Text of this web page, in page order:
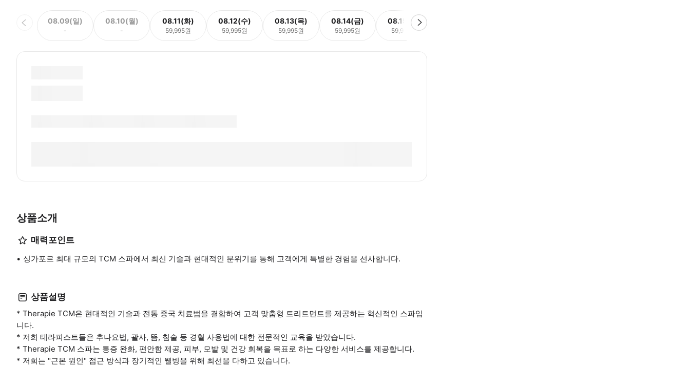
08.09(일)
-
08.10(월)
-
08.11(화)
59,995원
08.12(수)
59,995원
08.13(목)
59,995원
08.14(금)
59,995원
08.15(토)
59,995원
상품소개
매력포인트
싱가포르 최대 규모의 TCM 스파에서 최신 기술과 현대적인 분위기를 통해 고객에게 특별한 경험을 선사합니다.
상품설명
* Therapie TCM은 현대적인 기술과 전통 중국 치료법을 결합하여 고객 맞춤형 트리트먼트를 제공하는 혁신적인 스파입
니다.
* 저희 테라피스트들은 추나요법, 괄사, 뜸, 침술 등 경혈 사용법에 대한 전문적인 교육을 받았습니다.
* Therapie TCM 스파는 통증 완화, 편안함 제공, 피부, 모발 및 건강 회복을 목표로 하는 다양한 서비스를 제공합니다.
* 저희는 "근본 원인" 접근 방식과 장기적인 웰빙을 위해 최선을 다하고 있습니다.